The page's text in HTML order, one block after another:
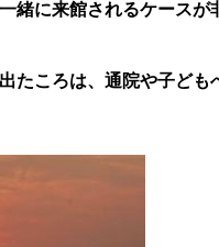
緒に来館されるケース
たころは、通院や子ど